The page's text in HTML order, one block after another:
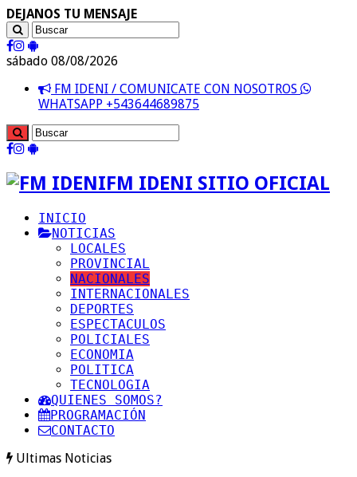
DEJANOS TU MENSAJE
sábado 08/08/2026
FM IDENI / COMUNICATE CON NOSOTROS
WHATSAPP +543644689875
FM IDENI SITIO OFICIAL
INICIO
NOTICIAS
LOCALES
PROVINCIAL
NACIONALES
INTERNACIONALES
DEPORTES
ESPECTACULOS
POLICIALES
ECONOMIA
POLITICA
TECNOLOGIA
QUIENES SOMOS?
PROGRAMACIÓN
CONTACTO
Ultimas Noticias